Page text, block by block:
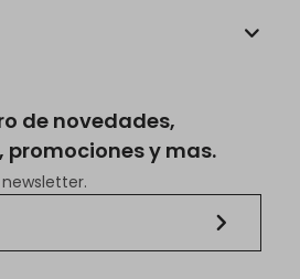
de novedades,
y mas.